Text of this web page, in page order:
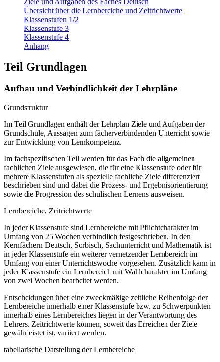
Übersicht über die Lernbereiche und Zeitrichtwerte
Klassenstufen 1/2
Klassenstufe 3
Klassenstufe 4
Anhang
Teil Grundlagen
Aufbau und Verbindlichkeit der Lehrpläne
Grundstruktur
Im Teil Grundlagen enthält der Lehrplan Ziele und Aufgaben der
Grundschule, Aussagen zum fächerverbindenden Unterricht sowie
zur Entwicklung von Lernkompetenz.
Im fachspezifischen Teil werden für das Fach die allgemeinen
fachlichen Ziele ausgewiesen, die für eine Klassenstufe oder für
mehrere Klassenstufen als spezielle fachliche Ziele differenziert
beschrieben sind und dabei die Prozess- und Ergebnisorientierung
sowie die Progression des schulischen Lernens ausweisen.
Lernbereiche, Zeitrichtwerte
In jeder Klassenstufe sind Lernbereiche mit Pflichtcharakter im
Umfang von 25 Wochen verbindlich festgeschrieben. In den
Kernfächern Deutsch, Sorbisch, Sachunterricht und Mathematik ist
in jeder Klassenstufe ein weiterer vernetzender Lernbereich im
Umfang von einer Unterrichtswoche vorgesehen. Zusätzlich kann in
jeder Klassenstufe ein Lernbereich mit Wahlcharakter im Umfang
von zwei Wochen bearbeitet werden.
Entscheidungen über eine zweckmäßige zeitliche Reihenfolge der
Lernbereiche innerhalb einer Klassenstufe bzw. zu Schwerpunkten
innerhalb eines Lernbereiches liegen in der Verantwortung des
Lehrers. Zeitrichtwerte können, soweit das Erreichen der Ziele
gewährleistet ist, variiert werden.
tabellarische Darstellung der Lernbereiche